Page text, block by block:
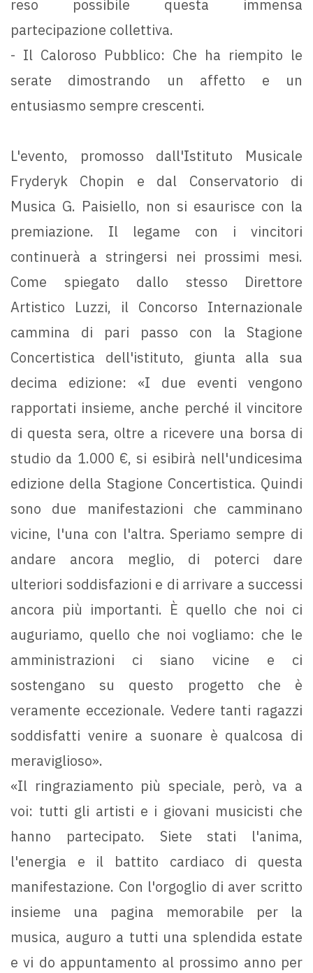
reso possibile questa immensa
partecipazione collettiva.
- Il Caloroso Pubblico: Che ha riempito le
serate dimostrando un affetto e un
entusiasmo sempre crescenti.
L'evento, promosso dall'Istituto Musicale
Fryderyk Chopin e dal Conservatorio di
Musica G. Paisiello, non si esaurisce con la
premiazione. Il legame con i vincitori
continuerà a stringersi nei prossimi mesi.
Come spiegato dallo stesso Direttore
Artistico Luzzi, il Concorso Internazionale
cammina di pari passo con la Stagione
Concertistica dell'istituto, giunta alla sua
decima edizione: «I due eventi vengono
rapportati insieme, anche perché il vincitore
di questa sera, oltre a ricevere una borsa di
studio da 1.000 €, si esibirà nell'undicesima
edizione della Stagione Concertistica. Quindi
sono due manifestazioni che camminano
vicine, l'una con l'altra. Speriamo sempre di
andare ancora meglio, di poterci dare
ulteriori soddisfazioni e di arrivare a successi
ancora più importanti. È quello che noi ci
auguriamo, quello che noi vogliamo: che le
amministrazioni ci siano vicine e ci
sostengano su questo progetto che è
veramente eccezionale. Vedere tanti ragazzi
soddisfatti venire a suonare è qualcosa di
meraviglioso».
«Il ringraziamento più speciale, però, va a
voi: tutti gli artisti e i giovani musicisti che
hanno partecipato. Siete stati l'anima,
l'energia e il battito cardiaco di questa
manifestazione. Con l'orgoglio di aver scritto
insieme una pagina memorabile per la
musica, auguro a tutti una splendida estate
e vi do appuntamento al prossimo anno per